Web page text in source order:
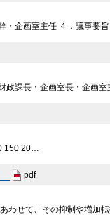
・企画室主任 ４．議事要
政課長・企画室長・企画
150 20…
pdf
わせて、その抑制や増加